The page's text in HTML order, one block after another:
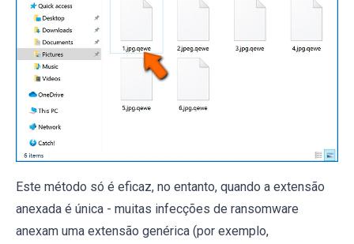
Este método só é eficaz, no entanto, quando a extensão
anexada é única - muitas infecções de ransomware
anexam uma extensão genérica (por exemplo,